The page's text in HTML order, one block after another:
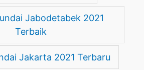
Jabodetabek 2021
Terbaik
Jakarta 2021 Terbaru